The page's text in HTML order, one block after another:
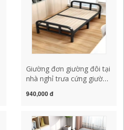
Giường đơn giường đôi tại
nhà nghỉ trưa cứng giường
sắt thép giường gỗ người
940,000 đ